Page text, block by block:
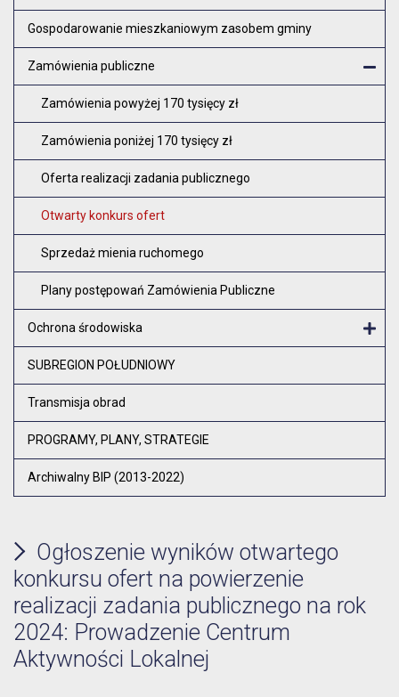
Gospodarowanie mieszkaniowym zasobem gminy
Zamówienia publiczne
Zamówienia powyżej 170 tysięcy zł
Zamówienia poniżej 170 tysięcy zł
Oferta realizacji zadania publicznego
Otwarty konkurs ofert
Sprzedaż mienia ruchomego
Plany postępowań Zamówienia Publiczne
Ochrona środowiska
SUBREGION POŁUDNIOWY
Transmisja obrad
PROGRAMY, PLANY, STRATEGIE
Archiwalny BIP (2013-2022)
Ogłoszenie wyników otwartego
konkursu ofert na powierzenie
realizacji zadania publicznego na rok
2024: Prowadzenie Centrum
Aktywności Lokalnej